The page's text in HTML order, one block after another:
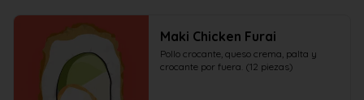
Maki Chicken Furai
Pollo crocante, queso crema, palta y
crocante por fuera. (12 piezas)